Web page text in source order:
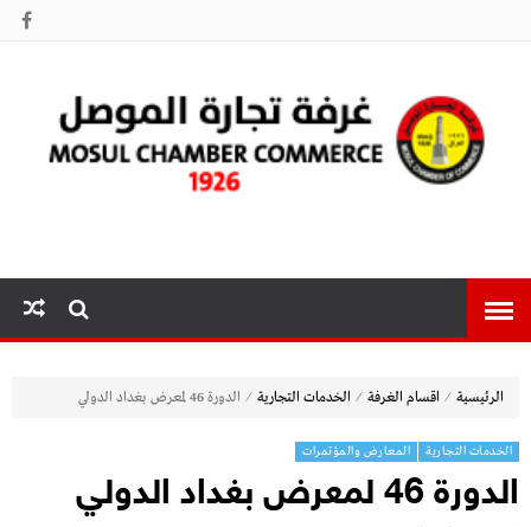
الموصل
الرئيسية ⁄ اقسام الغرفة ⁄ الخدمات التجارية ⁄ الدورة 46 لمعرض بغداد الدولي
الخدمات التجارية المعارض والمؤتمرات
الدورة 46 لمعرض بغداد الدولي